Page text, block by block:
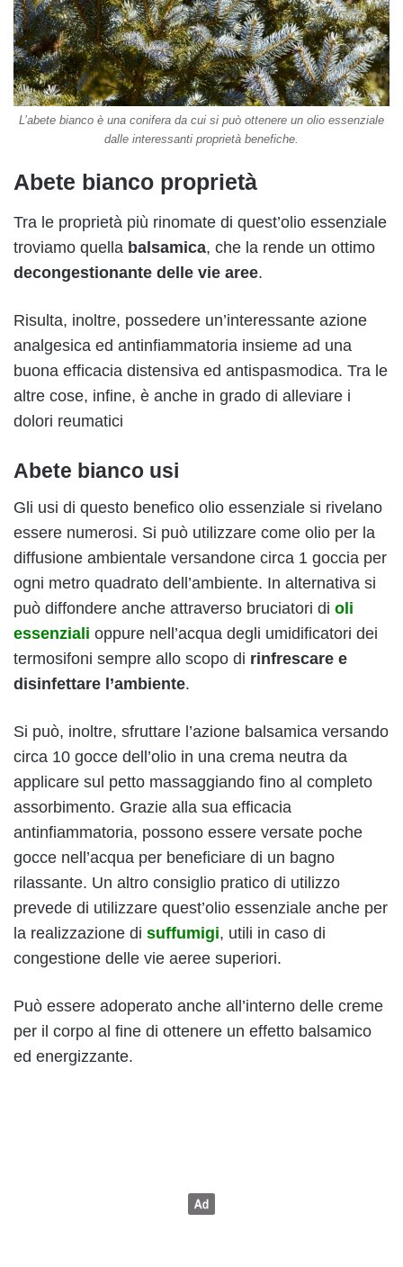
L’abete bianco è una conifera da cui si può ottenere un olio essenziale
dalle interessanti proprietà benefiche.
Abete bianco proprietà
Tra le proprietà più rinomate di quest’olio essenziale
troviamo quella balsamica, che la rende un ottimo
decongestionante delle vie aree.
Risulta, inoltre, possedere un’interessante azione
analgesica ed antinfiammatoria insieme ad una
buona efficacia distensiva ed antispasmodica. Tra le
altre cose, infine, è anche in grado di alleviare i
dolori reumatici
Abete bianco usi
Gli usi di questo benefico olio essenziale si rivelano
essere numerosi. Si può utilizzare come olio per la
diffusione ambientale versandone circa 1 goccia per
ogni metro quadrato dell’ambiente. In alternativa si
può diffondere anche attraverso bruciatori di oli
essenziali oppure nell’acqua degli umidificatori dei
termosifoni sempre allo scopo di rinfrescare e
disinfettare l’ambiente.
Si può, inoltre, sfruttare l’azione balsamica versando
circa 10 gocce dell’olio in una crema neutra da
applicare sul petto massaggiando fino al completo
assorbimento. Grazie alla sua efficacia
antinfiammatoria, possono essere versate poche
gocce nell’acqua per beneficiare di un bagno
rilassante. Un altro consiglio pratico di utilizzo
prevede di utilizzare quest’olio essenziale anche per
la realizzazione di suffumigi, utili in caso di
congestione delle vie aeree superiori.
Può essere adoperato anche all’interno delle creme
per il corpo al fine di ottenere un effetto balsamico
ed energizzante.